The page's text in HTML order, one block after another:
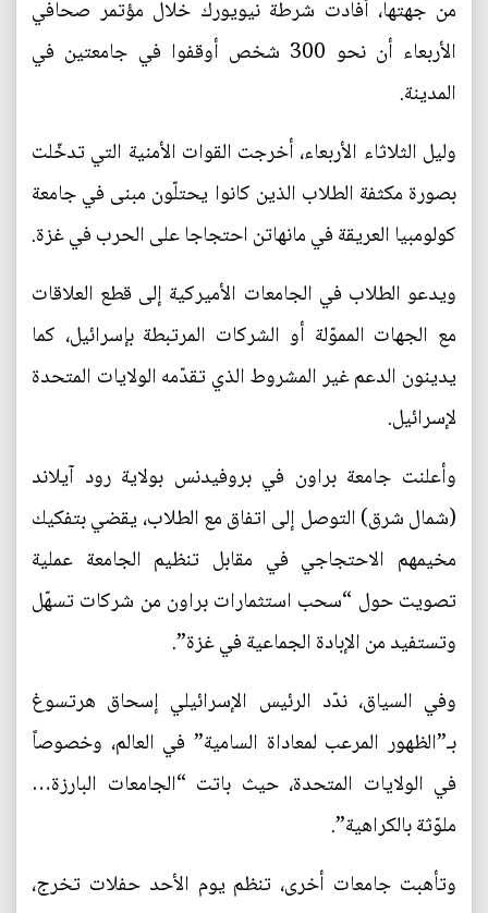
من جهتها، أفادت شرطة نيويورك خلال مؤتمر صحافي
الأربعاء أن نحو 300 شخص أوقفوا في جامعتين في
المدينة.
وليل الثلاثاء الأربعاء، أخرجت القوات الأمنية التي تدخّلت
بصورة مكثفة الطلاب الذين كانوا يحتلّون مبنى في جامعة
كولومبيا العريقة في مانهاتن احتجاجا على الحرب في غزة.
ويدعو الطلاب في الجامعات الأميركية إلى قطع العلاقات
مع الجهات المموّلة أو الشركات المرتبطة بإسرائيل، كما
يدينون الدعم غير المشروط الذي تقدّمه الولايات المتحدة
لإسرائيل.
وأعلنت جامعة براون في بروفيدنس بولاية رود آيلاند
(شمال شرق) التوصل إلى اتفاق مع الطلاب، يقضي بتفكيك
مخيمهم الاحتجاجي في مقابل تنظيم الجامعة عملية
تصويت حول “سحب استثمارات براون من شركات تسهّل
وتستفيد من الإبادة الجماعية في غزة”.
وفي السياق، ندّد الرئيس الإسرائيلي إسحاق هرتسوغ
بـ”الظهور المرعب لمعاداة السامية” في العالم، وخصوصاً
في الولايات المتحدة، حيث باتت “الجامعات البارزة…
ملوّثة بالكراهية”.
وتأهبت جامعات أخرى، تنظم يوم الأحد حفلات تخرج،